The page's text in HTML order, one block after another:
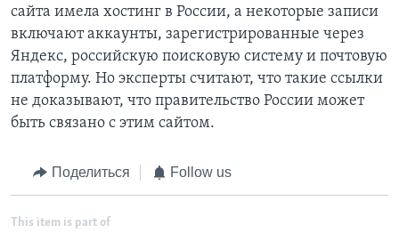
сайта имела хостинг в России, а некоторые записи
включают аккаунты, зарегистрированные через
Яндекс, российскую поисковую систему и почтовую
платформу. Но эксперты считают, что такие ссылки
не доказывают, что правительство России может
быть связано с этим сайтом.
Поделиться Follow us
This item is part of